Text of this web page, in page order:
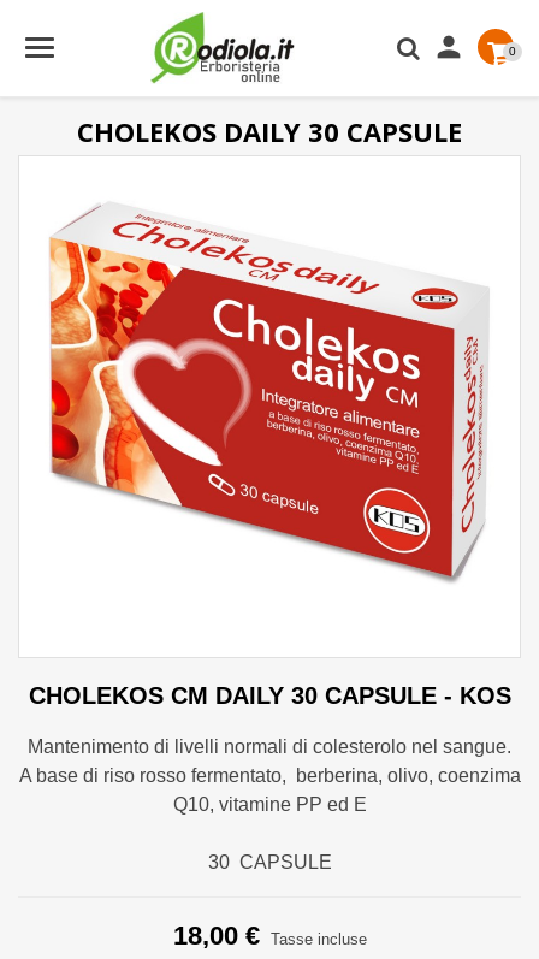
 0
CHOLEKOS DAILY 30 CAPSULE
CHOLEKOS CM DAILY 30 CAPSULE - KOS
Mantenimento di livelli normali di colesterolo nel sangue.
A base di riso rosso fermentato, berberina, olivo, coenzima
Q10, vitamine PP ed E
30 CAPSULE
18,00 € Tasse incluse